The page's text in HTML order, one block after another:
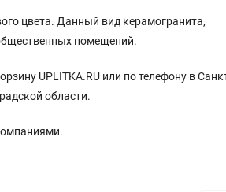
цвета. Данный вид керамогранита,
помещений.
UPLITKA.RU или по телефону в
области.